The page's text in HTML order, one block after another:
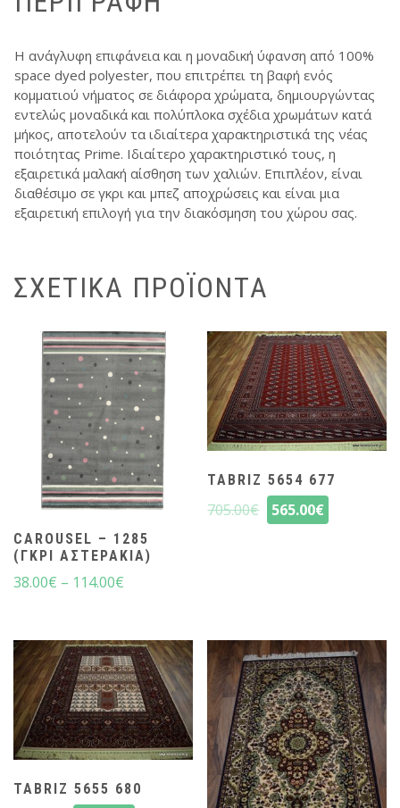
Η ανάγλυφη επιφάνεια και η μοναδική ύφανση από 100%
space dyed polyester, που επιτρέπει τη βαφή ενός
κομματιού νήματος σε διάφορα χρώματα, δημιουργώντας
εντελώς μοναδικά και πολύπλοκα σχέδια χρωμάτων κατά
μήκος, αποτελούν τα ιδιαίτερα χαρακτηριστικά της νέας
ποιότητας Prime. Ιδιαίτερο χαρακτηριστικό τους, η
εξαιρετικά μαλακή αίσθηση των χαλιών. Επιπλέον, είναι
διαθέσιμο σε γκρι και μπεζ αποχρώσεις και είναι μια
εξαιρετική επιλογή για την διακόσμηση του χώρου σας.
ΣΧΕΤΙΚΆ ΠΡΟΪΌΝΤΑ
CAROUSEL – 1285
(ΓΚΡΙ ΑΣΤΕΡΆΚΙΑ)
38.00€ – 114.00€
TABRIZ 5654 677
705.00€ 565.00€
TABRIZ 5655 680